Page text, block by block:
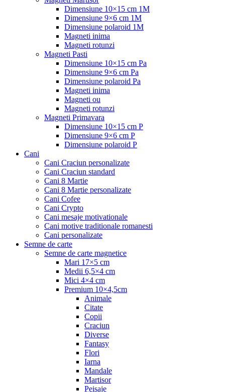
Dimensiune 10×15 cm 1M
Dimensiune 9×6 cm 1M
Dimensiune polaroid 1M
Magneti inima
Magneti rotunzi
Magneti Pasti
Dimensiune 10×15 cm Pa
Dimensiune 9×6 cm Pa
Dimensiune polaroid Pa
Magneti inima
Magneti ou
Magneti rotunzi
Magneti Primavara
Dimensiune 10×15 cm P
Dimensiune 9×6 cm P
Dimensiune polaroid P
Cani
Cani Craciun personalizate
Cani Craciun standard
Cani 8 Martie
Cani 8 Martie personalizate
Cani Cofee
Cani Crypto
Cani mesaje motivationale
Cani motive traditionale romanesti
Cani personalizate
Semne de carte
Semne de carte magnetice
Mari 17×5 cm
Medii 6,5×4 cm
Mici 4×4 cm
Premium 10×4,5cm
Animale
Citate
Copii
Craciun
Diverse
Fantasy
Flori
Iarna
Mandale
Martisor
Peisaje